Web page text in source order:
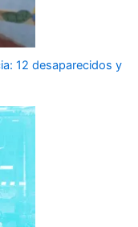
12 desaparecidos y